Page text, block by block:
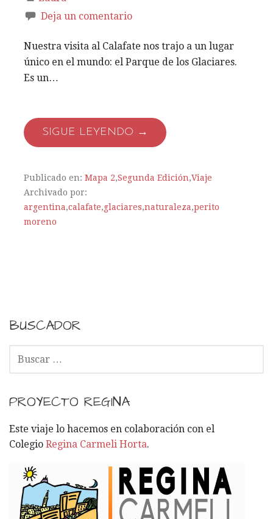
Deja un comentario
Nuestra visita al Calafate nos trajo a un lugar
único en el mundo: el Parque de los Glaciares.
Es un…
SIGUE LEYENDO →
Publicado en: Mapa 2,Segunda Edición,Viaje
Archivado por:
argentina,calafate,glaciares,naturaleza,perito
moreno
BUSCADOR
C
R
:
PROYECTO REGINA
Este viaje lo hacemos en colaboración con el
Colegio Regina Carmeli Horta.